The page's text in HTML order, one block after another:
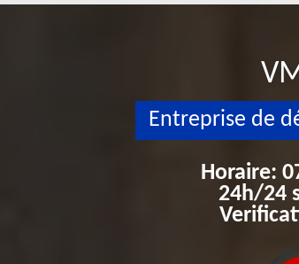
Entreprise de
Horaire:
24h/24